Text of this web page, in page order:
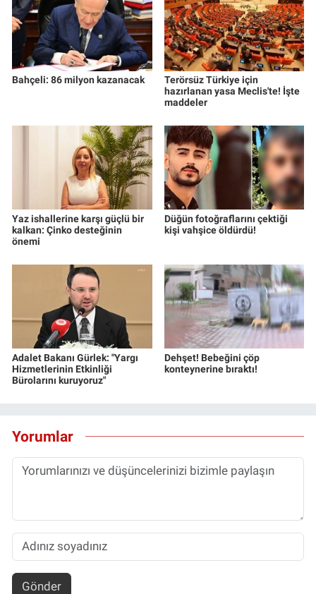
Bahçeli: 86 milyon kazanacak
Terörsüz Türkiye için
hazırlanan yasa Meclis'te! İşte
maddeler
Yaz ishallerine karşı güçlü bir
kalkan: Çinko desteğinin
önemi
Düğün fotoğraflarını çektiği
kişi vahşice öldürdü!
Adalet Bakanı Gürlek: "Yargı
Hizmetlerinin Etkinliği
Bürolarını kuruyoruz"
Dehşet! Bebeğini çöp
konteynerine bıraktı!
Yorumlar
Gönder